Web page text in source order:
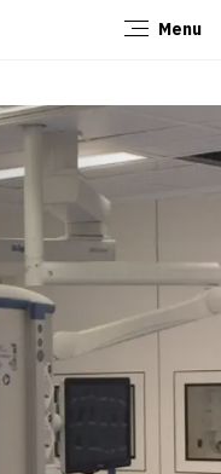
Menu
Sluiten